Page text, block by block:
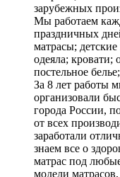
зарубежных
Мы работаем
праздничных
матрасы;
одеяла; кровати;
постельное
За 8 лет работы
организовали
города России,
от всех
заработали
знаем все о
матрас под
модели